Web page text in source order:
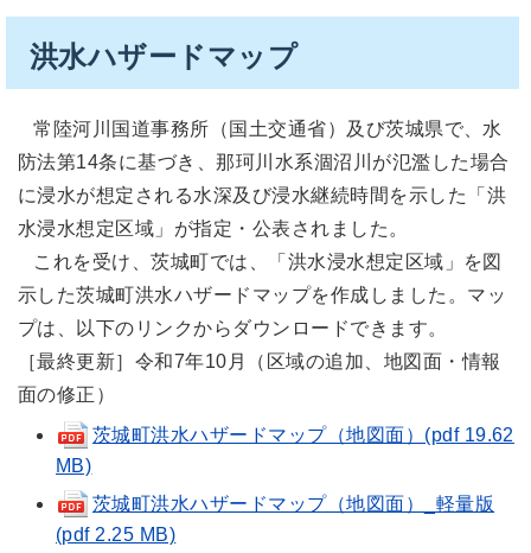
洪水ハザードマップ
常陸河川国道事務所（国土交通省）及び茨城県で、水
防法第14条に基づき、那珂川水系涸沼川が氾濫した場合
に浸水が想定される水深及び浸水継続時間を示した「洪
水浸水想定区域」が指定・公表されました。
これを受け、茨城町では、「洪水浸水想定区域」を図
示した茨城町洪水ハザードマップを作成しました。マッ
プは、以下のリンクからダウンロードできます。
［最終更新］令和7年10月（区域の追加、地図面・情報
面の修正）
茨城町洪水ハザードマップ（地図面）(pdf 19.62
MB)
茨城町洪水ハザードマップ（地図面）_軽量版
(pdf 2.25 MB)